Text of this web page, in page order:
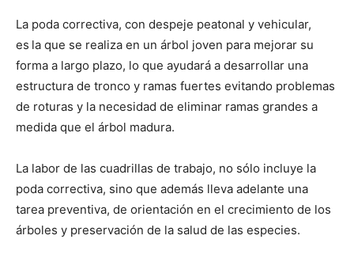
La poda correctiva, con despeje peatonal y vehicular,
es la que se realiza en un árbol joven para mejorar su
forma a largo plazo, lo que ayudará a desarrollar una
estructura de tronco y ramas fuertes evitando problemas
de roturas y la necesidad de eliminar ramas grandes a
medida que el árbol madura.
La labor de las cuadrillas de trabajo, no sólo incluye la
poda correctiva, sino que además lleva adelante una
tarea preventiva, de orientación en el crecimiento de los
árboles y preservación de la salud de las especies.